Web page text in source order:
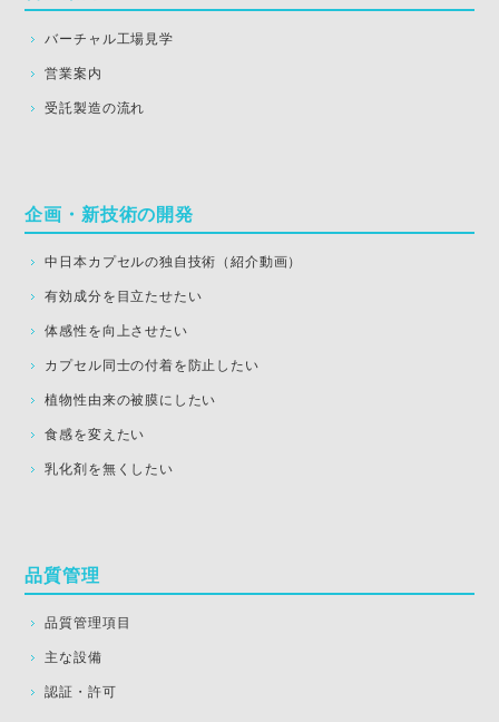
バーチャル工場見学
営業案内
受託製造の流れ
企画・新技術の開発
中日本カプセルの独自技術（紹介動画）
有効成分を目立たせたい
体感性を向上させたい
カプセル同士の付着を防止したい
植物性由来の被膜にしたい
食感を変えたい
乳化剤を無くしたい
品質管理
品質管理項目
主な設備
認証・許可